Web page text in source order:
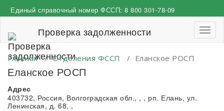
к
Единый справочный номер ФССП: 8 800 301-78-09
Проверка задолженности
Главная/Отделения ФССП / Еланское РОСП
Еланское РОСП
Адрес
403732, Россия, Волгоградская обл., , , рп. Елань, ул.
Ленинская, д. 68, ,